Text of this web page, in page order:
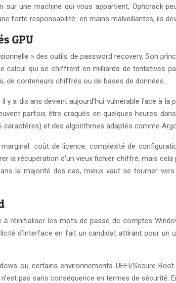
une machine qui vous appartient, Ophcrack
forte responsabilité : en mains malveillantes, ils
GPU
» des outils de password recovery. Son
calcul qui se chiffrent en milliards de tentatives
de conteneurs chiffrés ou de bases de données.
a dix ans devient aujourd’hui vulnérable face à la
parfois être craqués en quelques heures
et des algorithmes adaptés comme
: coût de licence, complexité de
la récupération d’un vieux fichier chiffré, mais
la majorité des cas, mieux vaut se tourner
réinitialiser les mots de passe de comptes
d’interface en fait un candidat attirant pour
ou certains environnements UEFI/Secure
pas sans conséquence en termes de